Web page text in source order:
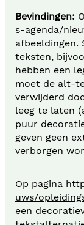
Bevindingen:
s-agenda/
afbeeldingen.
teksten,
hebben een
moet de alt-
verwijderd
leeg te laten
puur
geven geen
verborgen
Op pagina
uws/
een